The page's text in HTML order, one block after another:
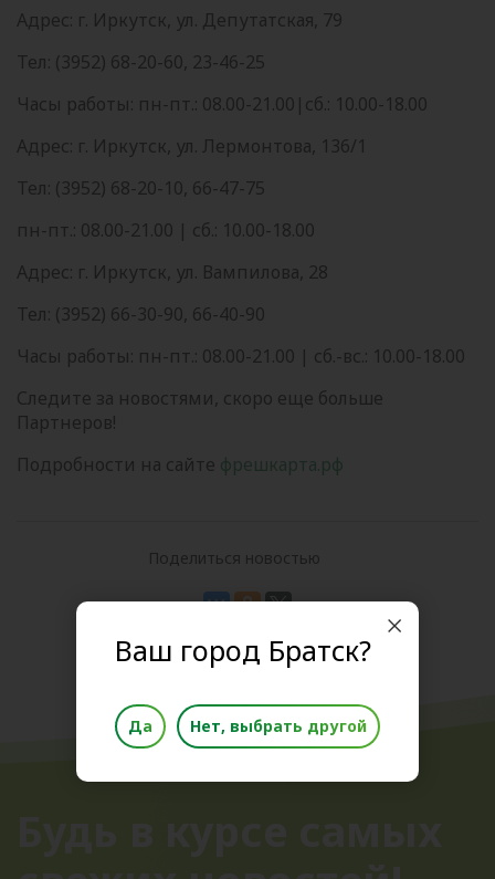
Адрес: г. Иркутск, ул. Депутатская, 79
Тел: (3952) 68-20-60, 23-46-25
Часы работы: пн-пт.: 08.00-21.00|сб.: 10.00-18.00
Адрес: г. Иркутск, ул. Лермонтова, 136/1
Тел: (3952) 68-20-10, 66-47-75
пн-пт.: 08.00-21.00 | сб.: 10.00-18.00
Адрес: г. Иркутск, ул. Вампилова, 28
Тел: (3952) 66-30-90, 66-40-90
Часы работы: пн-пт.: 08.00-21.00 | сб.-вс.: 10.00-18.00
Следите за новостями, скоро еще больше
Партнеров!
Подробности на сайте фрешкарта.рф
Поделиться новостью
Ваш город Братск?
Да Нет, выбрать другой